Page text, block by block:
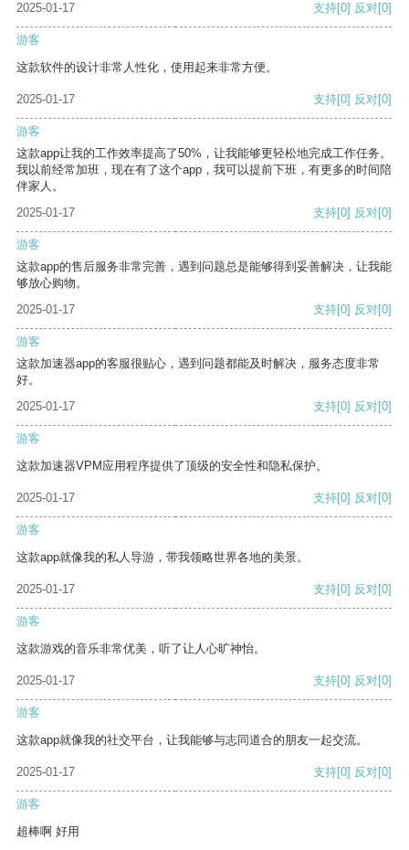
2025-01-17 支持[0] 反对[0]
游客
这款软件的设计非常人性化，使用起来非常方便。
2025-01-17 支持[0] 反对[0]
游客
这款app让我的工作效率提高了50%，让我能够更轻松地完成工作任务。
我以前经常加班，现在有了这个app，我可以提前下班，有更多的时间陪
伴家人。
2025-01-17
支持[0] 反对[0]
游客
这款app的售后服务非常完善，遇到问题总是能够得到妥善解决，让我能
够放心购物。
2025-01-17
支持[0] 反对[0]
游客
这款加速器app的客服很贴心，遇到问题都能及时解决，服务态度非常
好。
2025-01-17
支持[0] 反对[0]
游客
这款加速器VPM应用程序提供了顶级的安全性和隐私保护。
2025-01-17 支持[0] 反对[0]
游客
这款app就像我的私人导游，带我领略世界各地的美景。
2025-01-17 支持[0] 反对[0]
游客
这款游戏的音乐非常优美，听了让人心旷神怡。
2025-01-17 支持[0] 反对[0]
游客
这款app就像我的社交平台，让我能够与志同道合的朋友一起交流。
2025-01-17 支持[0] 反对[0]
游客
超棒啊 好用